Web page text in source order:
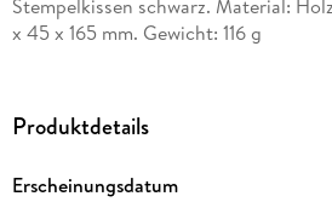
Stempelkissen schwarz. Material:
x 45 x 165 mm. Gewicht: 116 g
Produktdetails
Erscheinungsdatum